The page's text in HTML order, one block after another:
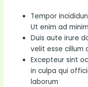
Tempor
Ut enim ad
Duis aute irure
velit esse cillum
Excepteur sint
in culpa qui
laborum